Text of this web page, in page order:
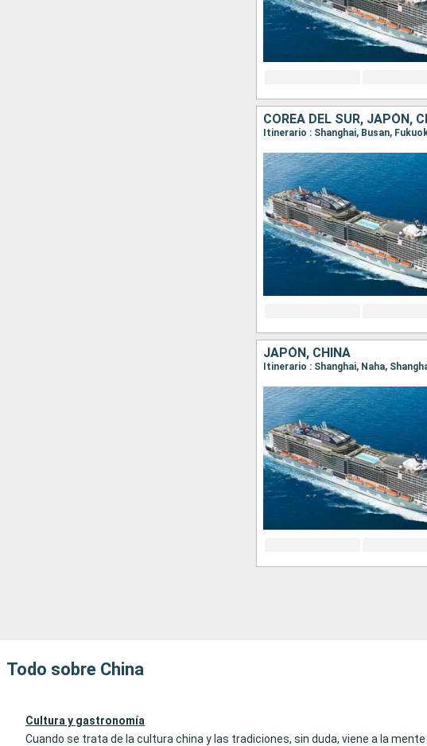
COREA DEL SUR, JAPÓN,
Itinerario : Shanghai, Busan,
JAPÓN, CHINA
Itinerario : Shanghai, Naha,
Todo sobre China
Cultura y gastronomía
Cuando se trata de la cultura china y las tradiciones, sin duda, viene a la